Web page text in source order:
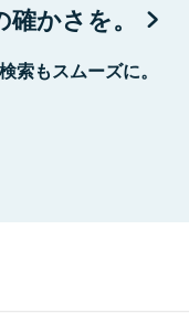
かさを。
索もスムーズに。